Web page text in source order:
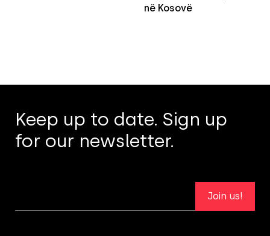
në Kosovë
Keep up to date. Sign up
for our newsletter.
Join us!